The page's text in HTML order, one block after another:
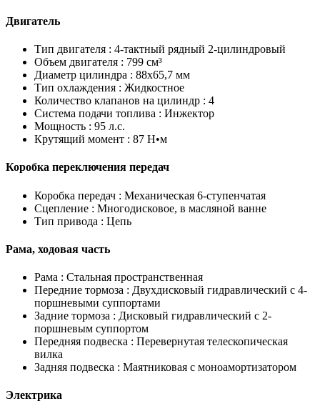
Двигатель
Тип двигателя : 4-тактный рядный 2-цилиндровый
Объем двигателя : 799 см³
Диаметр цилиндра : 88x65,7 мм
Тип охлаждения : Жидкостное
Количество клапанов на цилиндр : 4
Система подачи топлива : Инжектор
Мощность : 95 л.с.
Крутящий момент : 87 Н•м
Коробка переключения передач
Коробка передач : Механическая 6-ступенчатая
Сцепление : Многодисковое, в масляной ванне
Тип привода : Цепь
Рама, ходовая часть
Рама : Стальная пространственная
Передние тормоза : Двухдисковый гидравлический с 4-
поршневыми суппортами
Задние тормоза : Дисковый гидравлический с 2-
поршневым суппортом
Передняя подвеска : Перевернутая телескопическая
вилка
Задняя подвеска : Маятниковая с моноамортизатором
Электрика